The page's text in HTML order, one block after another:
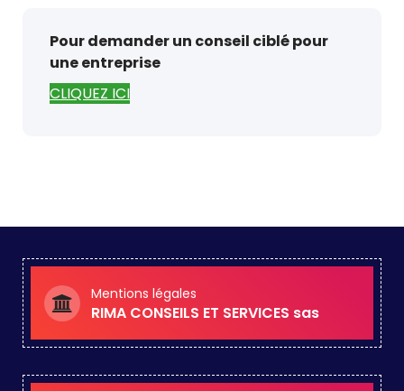
Pour demander un conseil ciblé pour
une entreprise
CLIQUEZ ICI
Mentions légales
RIMA CONSEILS ET SERVICES sas